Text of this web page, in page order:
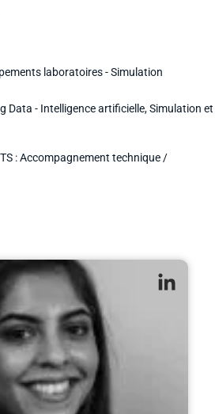
laboratoires - Simulation
Data - Intelligence artificielle,Simulation et
:Accompagnement technique /